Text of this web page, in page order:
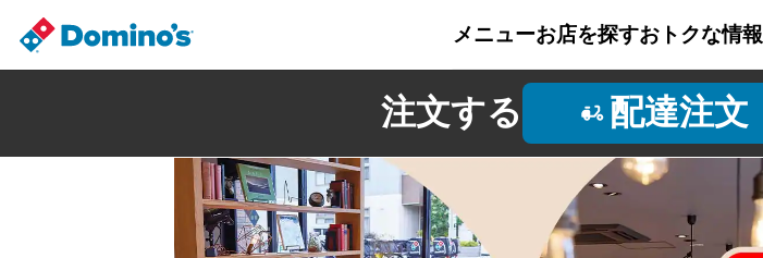
メニューお店を探すおトクな情報
注文する 配達注文